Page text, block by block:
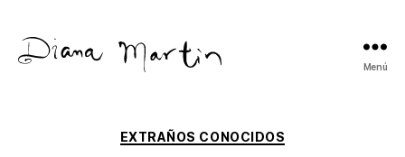
Menú
Categorías
EXTRAÑOS CONOCIDOS